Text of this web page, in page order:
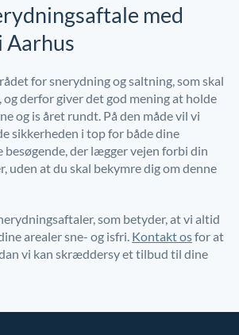
med
Aarhus
for snerydning og saltning, som skal
og derfor giver det god mening at holde
og is året rundt. På den måde vil vi
sikkerheden i top for både dine
besøgende, der lægger vejen forbi din
uden at du skal bekymre dig om denne
som betyder, at vi altid
arealer sne- og isfri. Kontakt osfor at
vi kan skræddersy et tilbud til dine